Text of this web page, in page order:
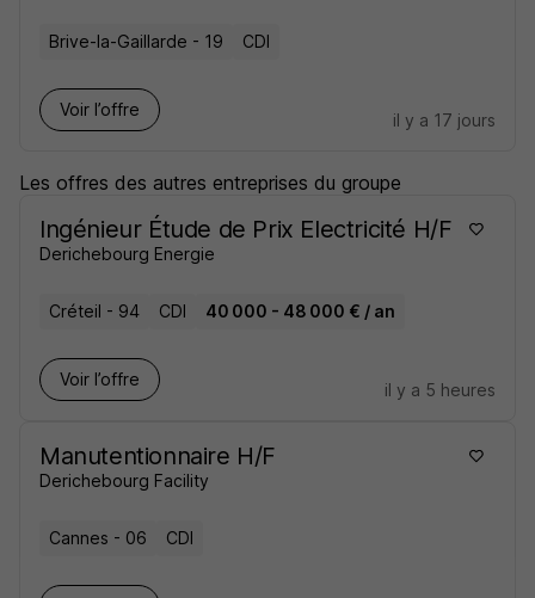
Brive-la-Gaillarde - 19 CDI
Voir l’offre
il y a 17 jours
Les offres des autres entreprises du groupe
Ingénieur Étude de Prix Electricité H/F
Derichebourg Energie
Créteil - 94 CDI 40 000 - 48 000 € / an
Voir l’offre
il y a 5 heures
Manutentionnaire H/F
Derichebourg Facility
Cannes - 06 CDI